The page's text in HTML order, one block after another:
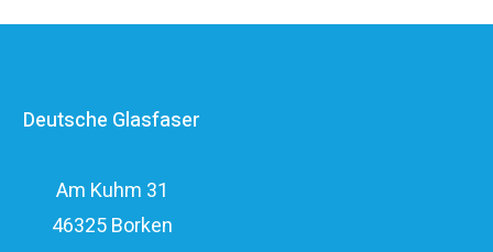
Anbietern im deutschen Markt und verfügt mit den
elf Milliarden Euro.
Deutsche Glasfaser
Am Kuhm 31
46325 Borken